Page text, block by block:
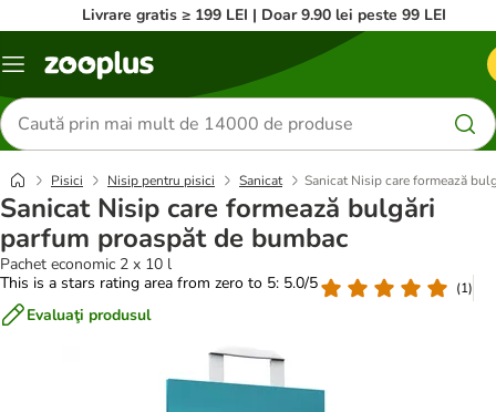
Livrare gratis ≥ 199 LEI | Doar 9.90 lei peste 99 LEI
Categorii
Căutare
produse
Pisici Nisip pentru pisici Sanicat Sanicat Nisip care formează
Sanicat Nisip care formează bulgări
parfum proaspăt de bumbac
Pachet economic 2 x 10 l
This is a stars rating area from zero to 5: 5.0/5
(1)
Evaluaţi produsul